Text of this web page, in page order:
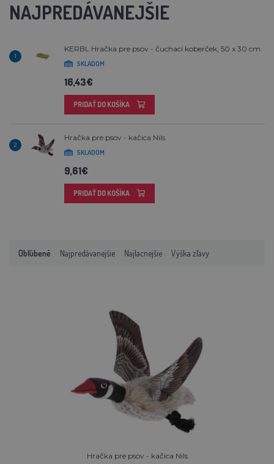
NAJPREDÁVANEJŠIE
1
KERBL Hračka pre psov - čuchací koberček, 50 x 30 cm
SKLADOM
16,43€
PRIDAŤ DO KOŠÍKA
2
Hračka pre psov - kačica Nils
SKLADOM
9,61€
PRIDAŤ DO KOŠÍKA
Obľúbené Najpredávanejšie Najlacnejšie Výška zľavy
Hračka pre psov - kačica Nils